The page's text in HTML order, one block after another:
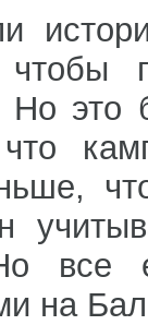
чтобы
Но это
все
на